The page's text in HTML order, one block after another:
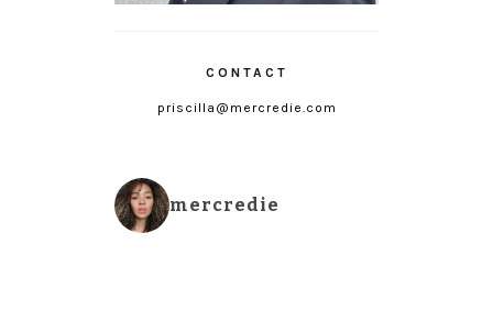
CONTACT
priscilla@mercredie.com
mercredie